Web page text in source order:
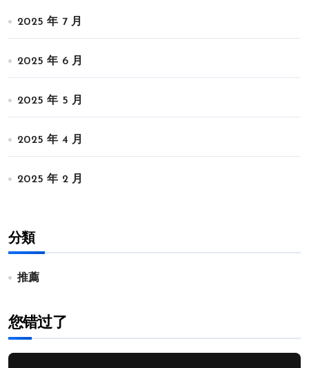
2025 年 7 月
2025 年 6 月
2025 年 5 月
2025 年 4 月
2025 年 2 月
分類
推薦
您错过了